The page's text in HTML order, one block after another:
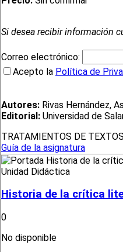
Si desea recibir información
Correo electrónico:
Acepto la Política de
Autores: Rivas Hernández,
Editorial: Universidad de
TRATAMIENTOS DE
Guía de la asignatura
Unidad Didáctica
Historia de la crítica
0
No disponible